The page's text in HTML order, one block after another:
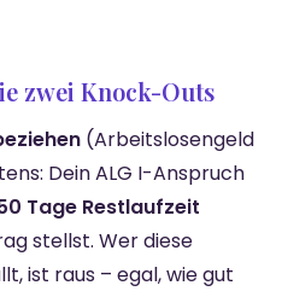
zwei Knock-Outs
(Arbeitslosengeld
Dein ALG I-Anspruch
Tage Restlaufzeit
stellst. Wer diese
ist raus – egal, wie gut